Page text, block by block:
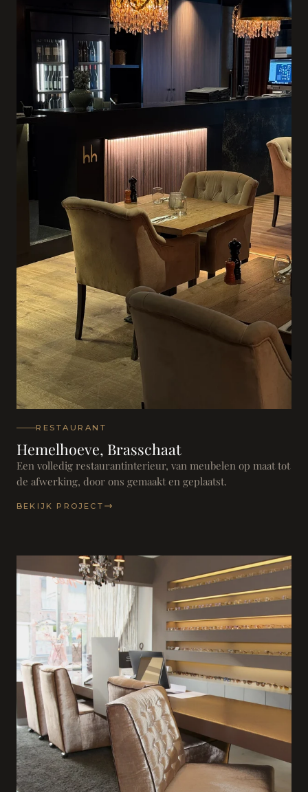
RESTAURANT
Hemelhoeve, Brasschaat
Een volledig restaurantinterieur, van meubelen op maat tot
de afwerking, door ons gemaakt en geplaatst.
BEKIJK PROJECT